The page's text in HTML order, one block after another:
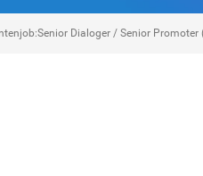
Dialoger / Senior Promoter